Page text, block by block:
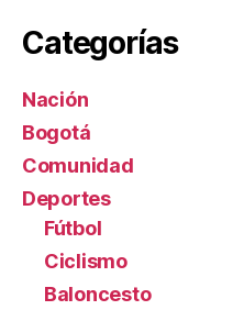
Categorías
Nación
Bogotá
Comunidad
Deportes
Fútbol
Ciclismo
Baloncesto